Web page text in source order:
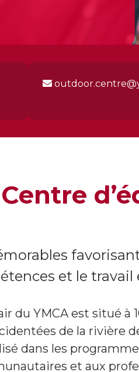
et le travail
du YMCA est situé
de la rivière
dans les
et aux